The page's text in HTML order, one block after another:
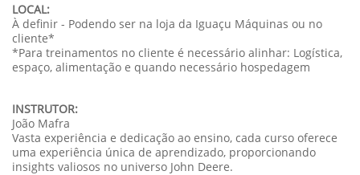
LOCAL:
À definir - Podendo ser na loja da Iguaçu Máquinas ou no
cliente*
*Para treinamentos no cliente é necessário alinhar: Logística,
espaço, alimentação e quando necessário hospedagem
INSTRUTOR:
João Mafra
Vasta experiência e dedicação ao ensino, cada curso oferece
uma experiência única de aprendizado, proporcionando
insights valiosos no universo John Deere.